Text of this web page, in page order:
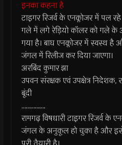
इनका कहना है
टाइगर रिजर्व के एनक्लोजर में पल
गले में लगे रेड़ियो कॉलर को गले के
गया है। बाघ एनक्लोजर में स्वस्थ
जंगल में रिलीज कर दिया जाएगा।
अरबिंद कुमार झा
उपवन संरक्षक एवं उपक्षेत्र निदेशक,
बूंदी
…………….
रामगढ़ विषधारी टाइगर रिजर्व के
जंगल के अनुकूल हो चुका है और